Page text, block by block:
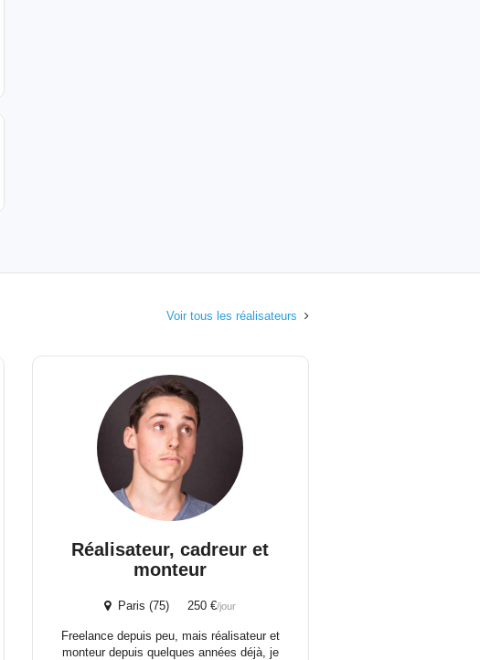
Voir tous les réalisateurs
Réalisateur, cadreur et
monteur
Paris (75) 250 €/jour
Freelance depuis peu, mais réalisateur et
monteur depuis quelques années déjà, je